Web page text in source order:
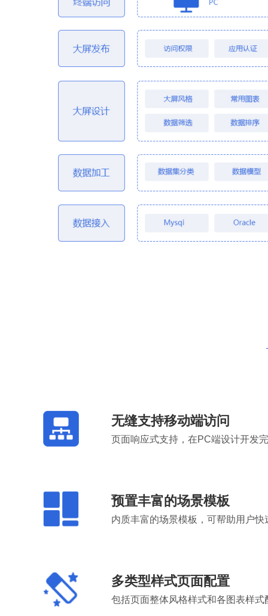
无缝支持移动端访问
页面响应式支持，在PC端设计开发
预置丰富的场景模板
内质丰富的场景模板，可帮助用户
多类型样式页面配置
包括页面整体风格样式和各图表样